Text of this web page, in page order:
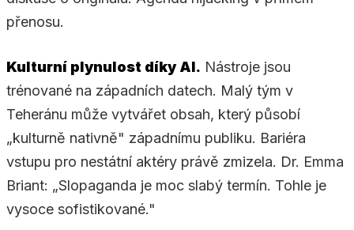
přenosu.
Kulturní plynulost díky AI. Nástroje jsou
trénované na západních datech. Malý tým v
Teheránu může vytvářet obsah, který působí
„kulturně nativně" západnímu publiku. Bariéra
vstupu pro nestátní aktéry právě zmizela. Dr. Emma
Briant: „Slopaganda je moc slabý termín. Tohle je
vysoce sofistikované."